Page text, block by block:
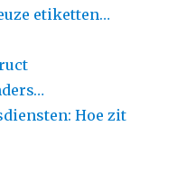
etiketten…
Hoe zit